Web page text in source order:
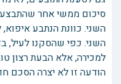
סיכום ממשי אחר
השני. כוונת הנתבע
השני. כפי שהסקנו לעיל,
למכירה, אלא הבעת רצון
הודעה זו לא יצרה הסכם